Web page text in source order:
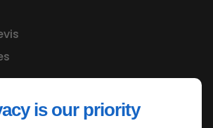
is our priority